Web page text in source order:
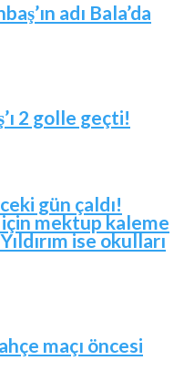
adı Bala’da
2 golle geçti!
gün çaldı!
mektup kaleme
ise okulları
maçı öncesi